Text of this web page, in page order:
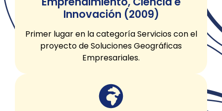
Innovación (2009)
Primer lugar en la categoría Servicios con el
proyecto de Soluciones Geográficas
Empresariales.